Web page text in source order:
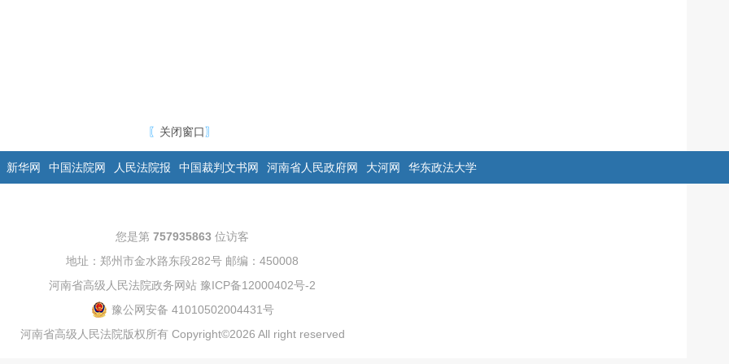
〖 关闭窗口〗
新华网 中国法院网 人民法院报 中国裁判文书网 河南省人民政府网 大河网 华东政法大学
您是第 757935863 位访客
地址：郑州市金水路东段282号 邮编：450008
河南省高级人民法院政务网站 豫ICP备12000402号-2
豫公网安备 41010502004431号
河南省高级人民法院版权所有 Copyright©2026 All right reserved